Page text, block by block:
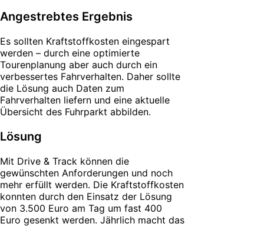
Angestrebtes Ergebnis
Es sollten Kraftstoffkosten eingespart
werden – durch eine optimierte
Tourenplanung aber auch durch ein
verbessertes Fahrverhalten. Daher sollte
die Lösung auch Daten zum
Fahrverhalten liefern und eine aktuelle
Übersicht des Fuhrparkt abbilden.
Lösung
Mit Drive & Track können die
gewünschten Anforderungen und noch
mehr erfüllt werden. Die Kraftstoffkosten
konnten durch den Einsatz der Lösung
von 3.500 Euro am Tag um fast 400
Euro gesenkt werden. Jährlich macht das